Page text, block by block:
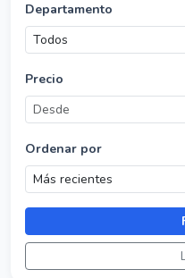
Departamento
Precio
Ordenar por